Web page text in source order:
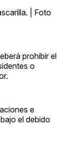
| Foto
prohibir el
o
e
el debido